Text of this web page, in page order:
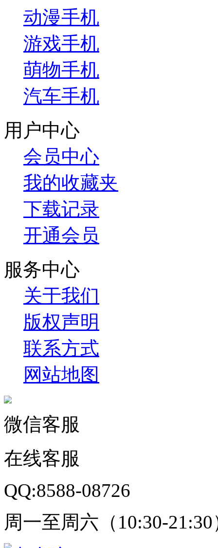
动漫手机
游戏手机
萌物手机
汽车手机
用户中心
会员中心
我的收藏夹
下载记录
开通会员
服务中心
关于我们
版权声明
联系方式
网站地图
微信客服
在线客服
QQ:8588-08726
周一至周六（10:30-21:30